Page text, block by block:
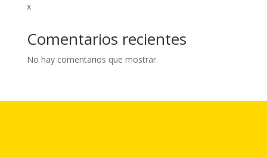
x
Comentarios recientes
No hay comentarios que mostrar.